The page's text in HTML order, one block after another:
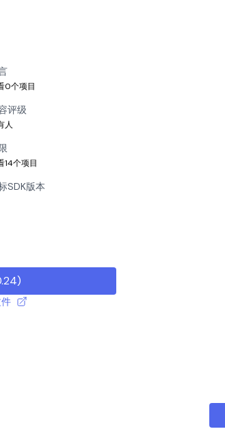
0个项目
评级
人
14个项目
SDK版本
)